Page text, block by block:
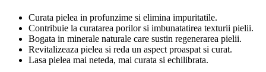
Curata pielea in profunzime si elimina impuritatile.
Contribuie la curatarea porilor si imbunatatirea texturii pielii.
Bogata in minerale naturale care sustin regenerarea pielii.
Revitalizeaza pielea si reda un aspect proaspat si curat.
Lasa pielea mai neteda, mai curata si echilibrata.